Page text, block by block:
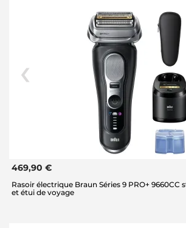
469,90 €
Rasoir électrique Braun Séries 9 PRO+
et étui de voyage